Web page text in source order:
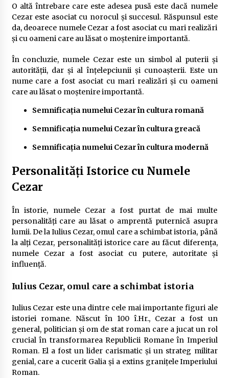
O altă întrebare care este adesea pusă este dacă numele
Cezar este asociat cu norocul și succesul. Răspunsul este
da, deoarece numele Cezar a fost asociat cu mari realizări
și cu oameni care au lăsat o moștenire importantă.
În concluzie, numele Cezar este un simbol al puterii și
autorității, dar și al înțelepciunii și cunoașterii. Este un
nume care a fost asociat cu mari realizări și cu oameni
care au lăsat o moștenire importantă.
Semnificația numelui Cezar în cultura romană
Semnificația numelui Cezar în cultura greacă
Semnificația numelui Cezar în cultura modernă
Personalități Istorice cu Numele
Cezar
În istorie, numele Cezar a fost purtat de mai multe
personalități care au lăsat o amprentă puternică asupra
lumii. De la Iulius Cezar, omul care a schimbat istoria, până
la alți Cezar, personalități istorice care au făcut diferența,
numele Cezar a fost asociat cu putere, autoritate și
influență.
Iulius Cezar, omul care a schimbat istoria
Iulius Cezar este una dintre cele mai importante figuri ale
istoriei romane. Născut în 100 î.Hr., Cezar a fost un
general, politician și om de stat roman care a jucat un rol
crucial în transformarea Republicii Romane în Imperiul
Roman. El a fost un lider carismatic și un strateg militar
genial, care a cucerit Galia și a extins granițele Imperiului
Roman.